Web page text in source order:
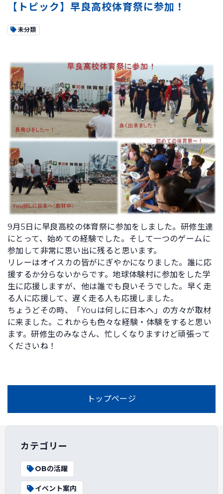
【トピック】早良高校体育祭に参加！
未分類
9月5日に早良高校の体育祭に参加をしました。研修生達
にとって、始めての経験でした。そして一つのゲームに
参加して非常に思い出に残ると思います。
リレーはオイスカの皆がにぎやかになりました。誰に応
援するか分らないからです。地球体験村に参加をした学
生に応援しますが、他は誰でも良いそうでした。早く走
る人に応援して、遅く走る人も応援しました。
ちょうどその時、「Youは何しに日本へ」の方々が取材
に来ました。これからも色々な経験・体験をすると思い
ます。研修生のみなさん、忙しくなりますけど頑張って
くださいね！
トップページ
カテゴリー
OBの活躍
イベント案内